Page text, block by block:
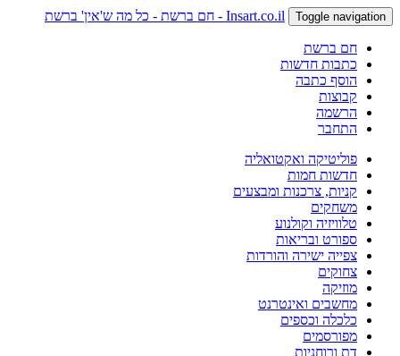
Toggle navigation Insart.co.il - חם ברשת - כל מה ש'אין' ברשת
חם ברשת
כתבות חדשות
הוסף כתבה
קבוצות
הרשמה
התחבר
פוליטיקה ואקטואליה
חדשות חמות
קניות, צרכנות ומבצעים
משחקים
טלוויזיה וקולנוע
ספורט ובריאות
צפייה ישירה והורדות
צחוקים
מוזיקה
מחשבים ואינטרנט
כלכלה וכספים
מפורסמים
דת ורוחניות